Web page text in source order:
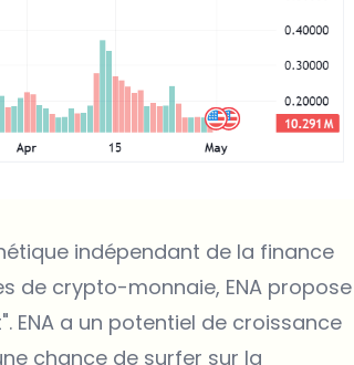
indépendant de la finance
de crypto-monnaie, ENA propose
ENA a un potentiel de croissance
chance de surfer sur la